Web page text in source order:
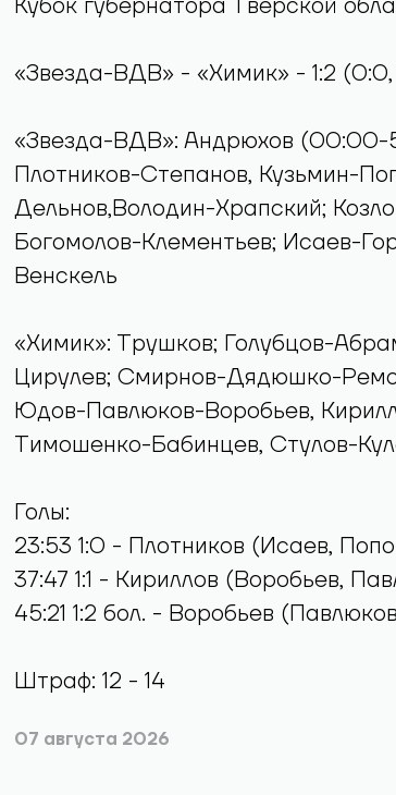
Кубок губернатора Тверской
«Звезда-ВДВ» - «Химик» - 1:2 (0:0,
«Звезда-ВДВ»: Андрюхов (00:00-
Плотников-Степанов, Кузьмин-
Дельнов,Володин-Храпский;
Богомолов-Клементьев; Исаев-
Венскель
«Химик»: Трушков; Голубцов-
Цирулев; Смирнов-Дядюшко-
Юдов-Павлюков-Воробьев,
Тимошенко-Бабинцев, Стулов-
Голы:
23:53 1:0 - Плотников (Исаев,
37:47 1:1 - Кириллов (Воробьев,
45:21 1:2 бол. - Воробьев
Штраф: 12 - 14
07 августа 2026